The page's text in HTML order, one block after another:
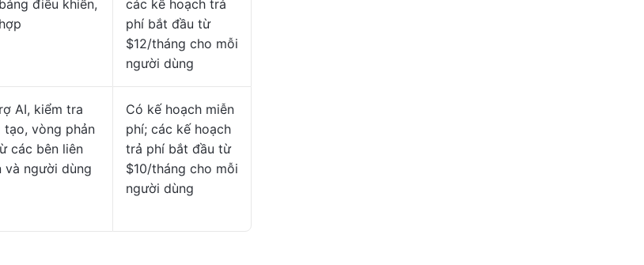
điều khiển,
các kế hoạch trả
phí bắt đầu từ
$12/tháng cho mỗi
người dùng
AI, kiểm tra
tạo, vòng phản
các bên liên
và người dùng
Có kế hoạch miễn
phí; các kế hoạch
trả phí bắt đầu từ
$10/tháng cho mỗi
người dùng